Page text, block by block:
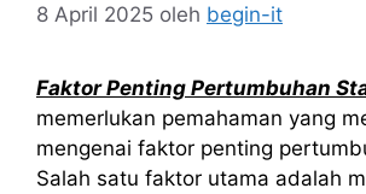
8 April 2025 oleh begin-it
Faktor Penting Pertumbuhan
memerlukan pemahaman yang
mengenai faktor penting
Salah satu faktor utama adalah